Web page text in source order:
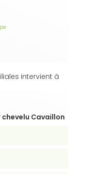
intervient à
Cavaillon